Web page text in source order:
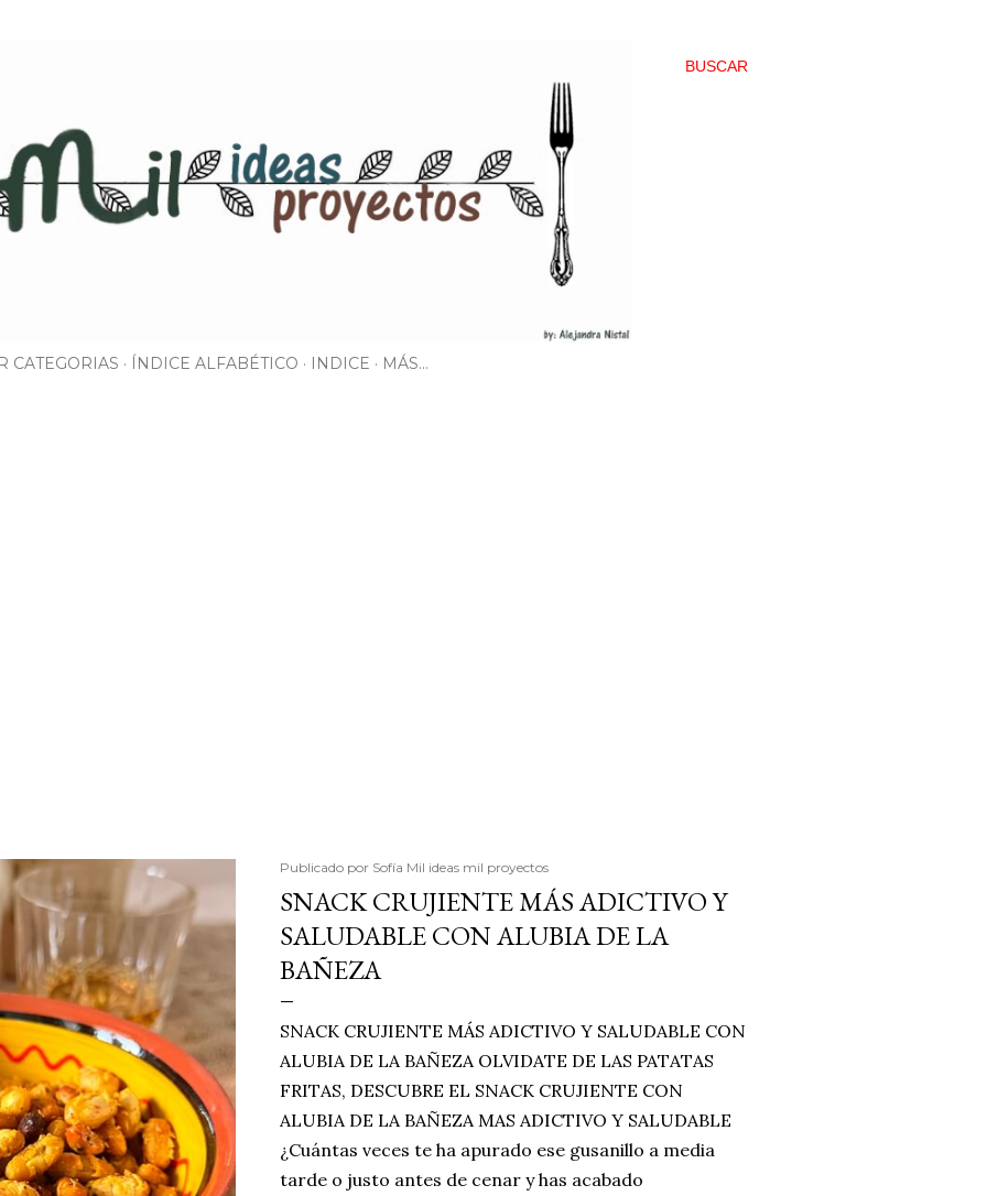
BUSCAR
CATEGORIAS ÍNDICE ALFABÉTICO INDICE MÁS…
Publicado por Sofía Mil ideas mil proyectos
SNACK CRUJIENTE MÁS ADICTIVO Y
SALUDABLE CON ALUBIA DE LA
BAÑEZA
SNACK CRUJIENTE MÁS ADICTIVO Y SALUDABLE CON
ALUBIA DE LA BAÑEZA OLVIDATE DE LAS PATATAS
FRITAS, DESCUBRE EL SNACK CRUJIENTE CON
ALUBIA DE LA BAÑEZA MAS ADICTIVO Y SALUDABLE
¿Cuántas veces te ha apurado ese gusanillo a media
tarde o justo antes de cenar y has acabado